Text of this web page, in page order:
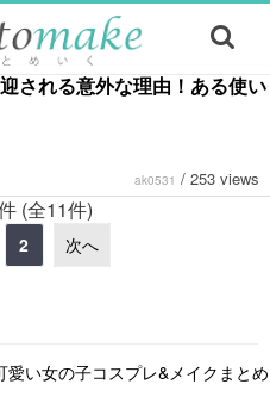
される意外な理由！ある使い
ak0531 / 253 views
(全11件)
2 次へ
い女の子コスプレ&メイクまとめ